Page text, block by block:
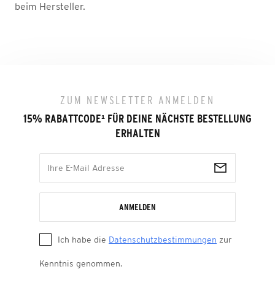
beim Hersteller.
ZUM NEWSLETTER ANMELDEN
15% RABATTCODE¹ FÜR DEINE NÄCHSTE BESTELLUNG
ERHALTEN
ANMELDEN
Ich habe die Datenschutzbestimmungen zur
Kenntnis genommen.